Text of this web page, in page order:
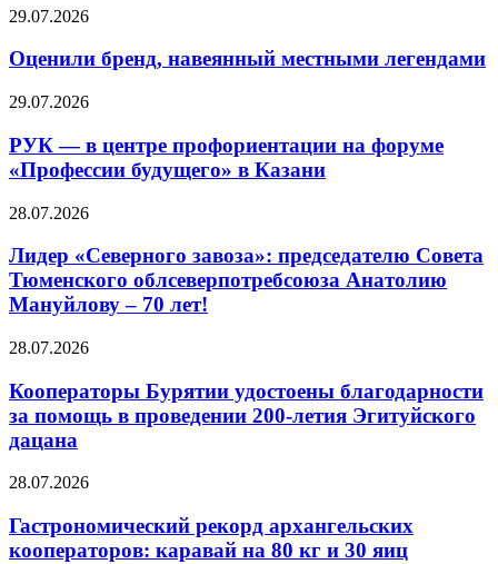
29.07.2026
Оценили бренд, навеянный местными легендами
29.07.2026
РУК — в центре профориентации на форуме
«Профессии будущего» в Казани
28.07.2026
Лидер «Северного завоза»: председателю Совета
Тюменского облсеверпотребсоюза Анатолию
Мануйлову – 70 лет!
28.07.2026
Кооператоры Бурятии удостоены благодарности
за помощь в проведении 200-летия Эгитуйского
дацана
28.07.2026
Гастрономический рекорд архангельских
кооператоров: каравай на 80 кг и 30 яиц